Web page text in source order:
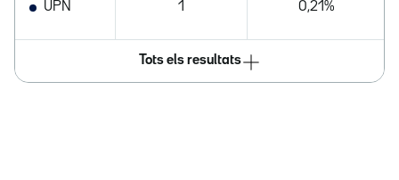
UPN 1 0,21%
Tots els resultats